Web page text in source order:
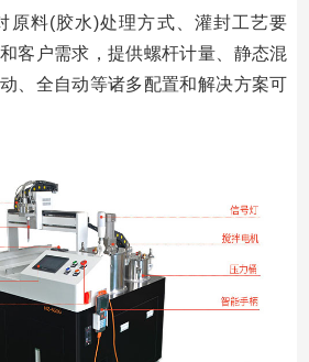
原料(胶水)处理方式、灌封工艺要
客户需求，提供螺杆计量、静态混
、全自动等诸多配置和解决方案可